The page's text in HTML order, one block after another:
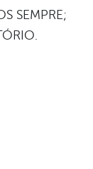
SEMPRE;